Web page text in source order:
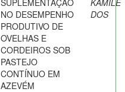
SUPLEMENTAÇÃO
NO DESEMPENHO
PRODUTIVO DE
OVELHAS E
CORDEIROS SOB
PASTEJO
CONTÍNUO EM
AZEVÉM
KAMILE
DOS